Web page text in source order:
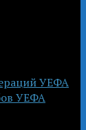
УЕФА
УЕФА